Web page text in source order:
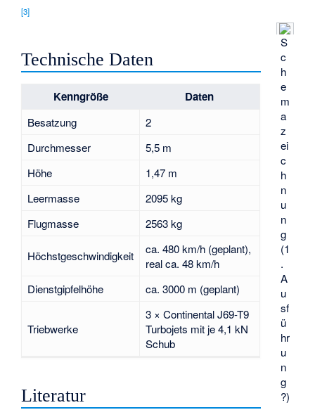
S
c
h
e
m
a
z
ei
c
h
n
u
n
g
(1
.
A
u
sf
ü
hr
u
n
g
?)
[3]
Technische Daten
Kenngröße Daten
Besatzung
2
Durchmesser
5,5 m
Höhe
1,47 m
Leermasse
2095 kg
Flugmasse
2563 kg
Höchstgeschwindigkeit
ca. 480 km/h (geplant),
real ca. 48 km/h
Dienstgipfelhöhe
ca. 3000 m (geplant)
Triebwerke
3 × Continental J69-T9
Turbojets mit je 4,1 kN
Schub
Literatur